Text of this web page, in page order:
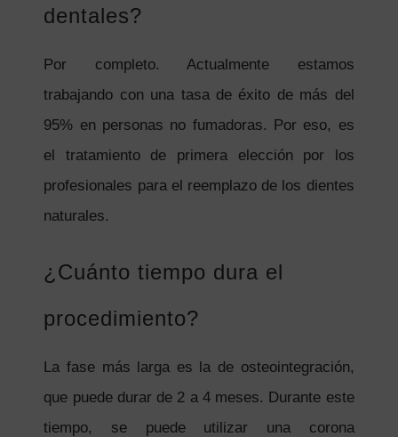
dentales?
Por completo. Actualmente estamos
trabajando con una tasa de éxito de más del
95% en personas no fumadoras. Por eso, es
el tratamiento de primera elección por los
profesionales para el reemplazo de los dientes
naturales.
¿Cuánto tiempo dura el
procedimiento?
La fase más larga es la de osteointegración,
que puede durar de 2 a 4 meses. Durante este
tiempo, se puede utilizar una corona